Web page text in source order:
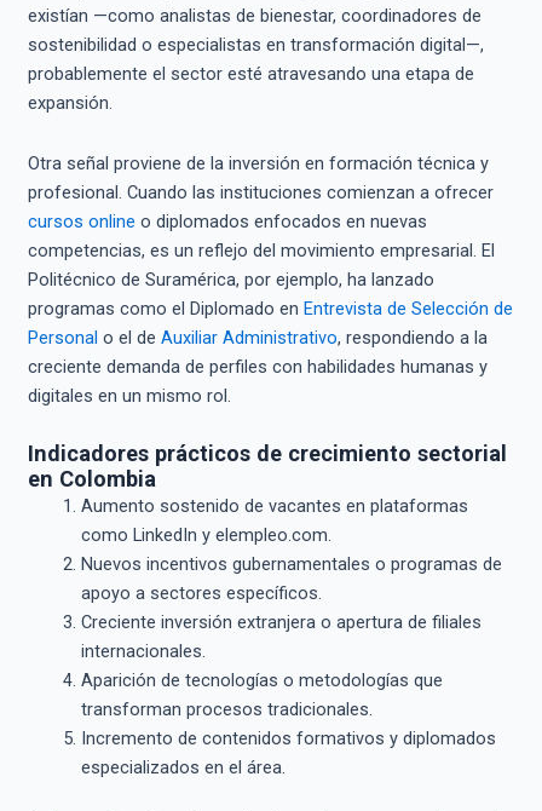
existían —como analistas de bienestar, coordinadores de
sostenibilidad o especialistas en transformación digital—,
probablemente el sector esté atravesando una etapa de
expansión.
Otra señal proviene de la inversión en formación técnica y
profesional. Cuando las instituciones comienzan a ofrecer
cursos online o diplomados enfocados en nuevas
competencias, es un reflejo del movimiento empresarial. El
Politécnico de Suramérica, por ejemplo, ha lanzado
programas como el Diplomado en Entrevista de Selección de
Personal o el de Auxiliar Administrativo, respondiendo a la
creciente demanda de perfiles con habilidades humanas y
digitales en un mismo rol.
Indicadores prácticos de crecimiento sectorial
en Colombia
Aumento sostenido de vacantes en plataformas
como LinkedIn y elempleo.com.
Nuevos incentivos gubernamentales o programas de
apoyo a sectores específicos.
Creciente inversión extranjera o apertura de filiales
internacionales.
Aparición de tecnologías o metodologías que
transforman procesos tradicionales.
Incremento de contenidos formativos y diplomados
especializados en el área.